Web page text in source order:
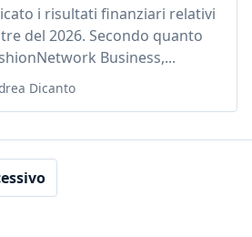
i risultati finanziari relativi
del 2026. Secondo quanto
Business,...
Dicanto